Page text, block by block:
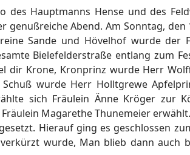
Hauptmanns Hense und des
genußreiche Abend. Am Sonntag, den
Sande und Hövelhof wurde der
Bielefelderstraße entlang zum
dir Krone, Kronprinz wurde Herr
wurde Herr Holltgrewe
sich Fräulein Änne Kröger zur
Magarethe Thunemeier
Hierauf ging es geschlossen
wurde, Man blieb dann auch